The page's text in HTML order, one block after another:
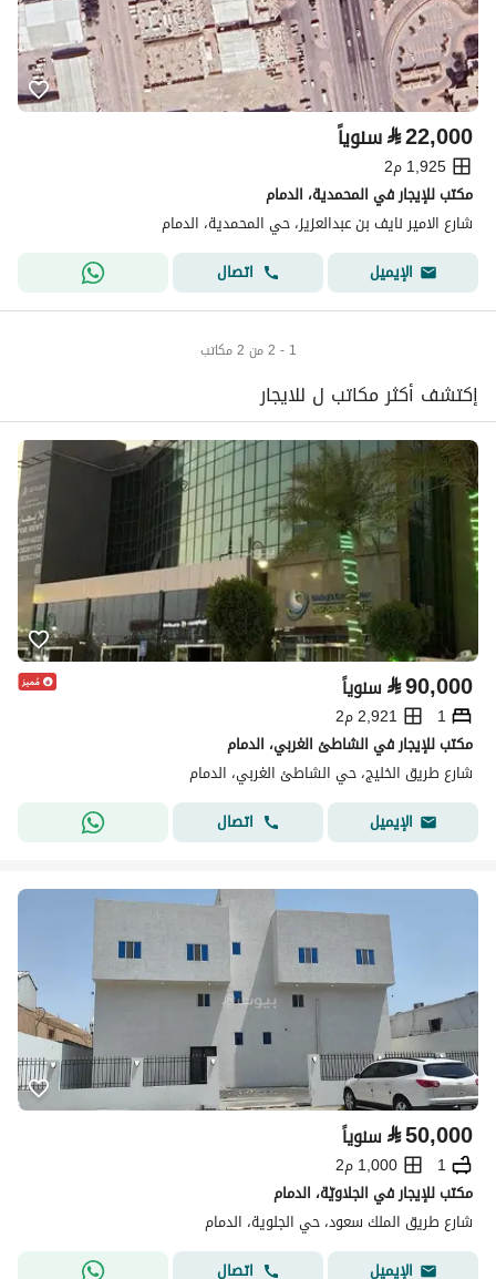
⃁22,000 سنوياً
1,925 م2
مكتب للإيجار في المحمدية، الدمام
شارع الامير نايف بن عبدالعزيز، حي المحمدية، الدمام
الإيميل
اتصال
1 - 2 من 2 مكاتب
إكتشف أكثر مكاتب ل للايجار
⃁90,000 سنوياً
1
2,921 م2
مكتب للإيجار في الشاطئ الغربي، الدمام
شارع طريق الخليج، حي الشاطئ الغربي، الدمام
الإيميل
اتصال
⃁50,000 سنوياً
1
1,000 م2
مكتب للإيجار في الجلاويّة، الدمام
شارع طريق الملك سعود، حي الجلوية، الدمام
الإيميل
اتصال